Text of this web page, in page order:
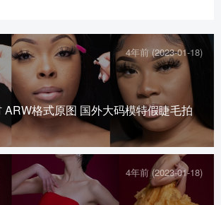
4年前 (2023-01-18)
ARW格式原图 国外大码模特假睫毛拍
4年前 (2023-01-18)